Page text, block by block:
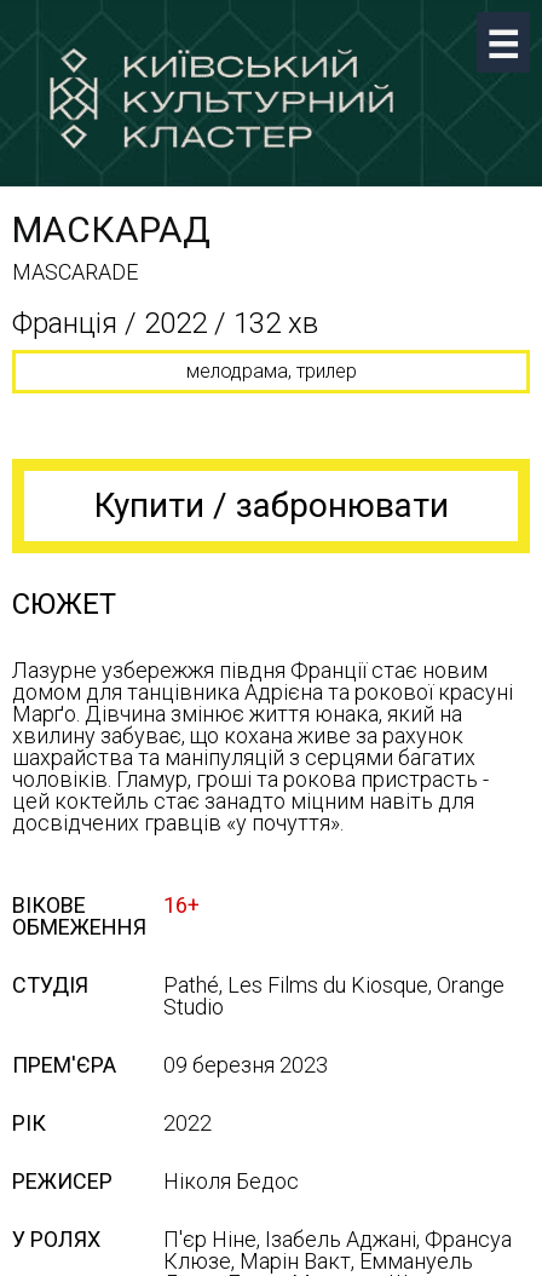
МАСКАРАД
MASCARADE
Франція / 2022 / 132 хв
мелодрама, трилер
Купити / забронювати
СЮЖЕТ
Лазурне узбережжя півдня Франції стає новим
домом для танцівника Адрієна та рокової красуні
Марґо. Дівчина змінює життя юнака, який на
хвилину забуває, що кохана живе за рахунок
шахрайства та маніпуляцій з серцями багатих
чоловіків. Гламур, гроші та рокова пристрасть -
цей коктейль стає занадто міцним навіть для
досвідчених гравців «у почуття».
ВІКОВЕ
ОБМЕЖЕННЯ
16+
СТУДІЯ
Pathé, Les Films du Kiosque, Orange
Studio
ПРЕМ'ЄРА 09 березня 2023
РІК 2022
РЕЖИСЕР Ніколя Бедос
У РОЛЯХ
П'єр Ніне, Ізабель Аджані, Франсуа
Клюзе, Марін Вакт, Еммануель